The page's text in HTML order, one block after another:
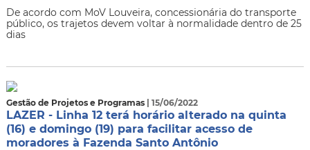
De acordo com MoV Louveira, concessionária do transporte
público, os trajetos devem voltar à normalidade dentro de 25
dias
Gestão de Projetos e Programas | 15/06/2022
LAZER - Linha 12 terá horário alterado na quinta
(16) e domingo (19) para facilitar acesso de
moradores à Fazenda Santo Antônio